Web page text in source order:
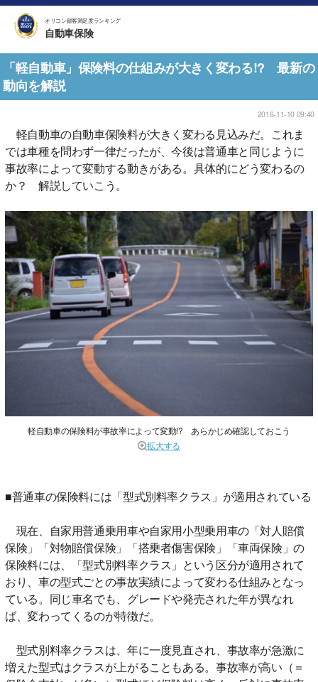
オリコン顧客満足度ランキング
自動車保険
「軽自動車」保険料の仕組みが大きく変わる!? 最新の
動向を解説
2016-11-10 09:40
軽自動車の自動車保険料が大きく変わる見込みだ。これま
では車種を問わず一律だったが、今後は普通車と同じように
事故率によって変動する動きがある。具体的にどう変わるの
か？ 解説していこう。
軽自動車の保険料が事故率によって変動!? あらかじめ確認しておこう
拡大する
■普通車の保険料には「型式別料率クラス」が適用されている
現在、自家用普通乗用車や自家用小型乗用車の「対人賠償
保険」「対物賠償保険」「搭乗者傷害保険」「車両保険」の
保険料には、「型式別料率クラス」という区分が適用されて
おり、車の型式ごとの事故実績によって変わる仕組みとなっ
ている。同じ車名でも、グレードや発売された年が異なれ
ば、変わってくるのが特徴だ。
型式別料率クラスは、年に一度見直され、事故率が急激に
増えた型式はクラスが上がることもある。事故率が高い（＝